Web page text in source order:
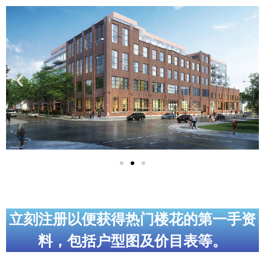
留学生指南
实用链接
加拿大房地产网站
大多伦多教育网站
大多伦多医疗机构
加拿大银行贷款机构
地产杂谈
走近加拿大
立刻注册以便获得热门楼花的第一手资
料，包括户型图及价目表等。